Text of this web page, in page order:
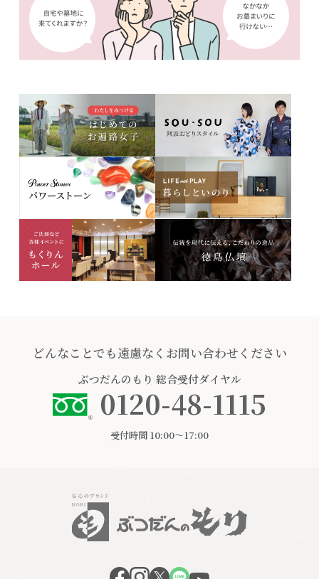
どんなことでも遠慮なくお問い合わせください
ぶつだんのもり 総合受付ダイヤル
0120-48-1115
受付時間 10:00〜17:00